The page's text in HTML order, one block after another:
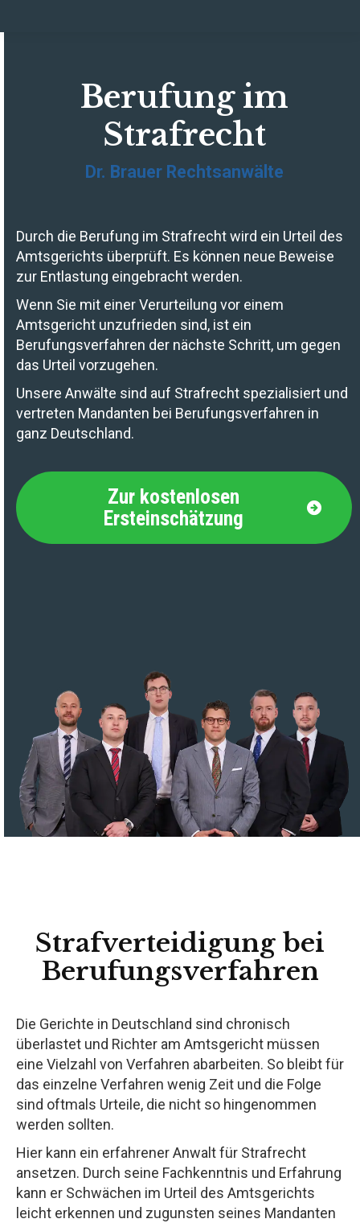
Berufung im
Strafrecht
Dr. Brauer Rechtsanwälte
Durch die Berufung im Strafrecht wird ein Urteil des
Amtsgerichts überprüft. Es können neue Beweise
zur Entlastung eingebracht werden.
Wenn Sie mit einer Verurteilung vor einem
Amtsgericht unzufrieden sind, ist ein
Berufungsverfahren der nächste Schritt, um gegen
das Urteil vorzugehen.
Unsere Anwälte sind auf Strafrecht spezialisiert und
vertreten Mandanten bei Berufungsverfahren in
ganz Deutschland.
Zur kostenlosen
Ersteinschätzung
Strafverteidigung bei
Berufungsverfahren
Die Gerichte in Deutschland sind chronisch
überlastet und Richter am Amtsgericht müssen
eine Vielzahl von Verfahren abarbeiten. So bleibt für
das einzelne Verfahren wenig Zeit und die Folge
sind oftmals Urteile, die nicht so hingenommen
werden sollten.
Hier kann ein erfahrener Anwalt für Strafrecht
ansetzen. Durch seine Fachkenntnis und Erfahrung
kann er Schwächen im Urteil des Amtsgerichts
leicht erkennen und zugunsten seines Mandanten